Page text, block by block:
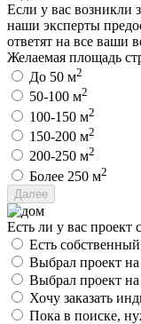
Если у вас возникли
наши эксперты
ответят на все ваши
Желаемая площадь
До 50 м2
50-100 м2
100-150 м2
150-200 м2
200-250 м2
Более 250 м2
Есть ли у вас проект
Есть
Выбрал проект
Выбрал проект на
Хочу заказать
Пока в поиске,